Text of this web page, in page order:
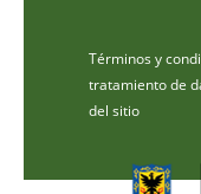
Términos y
tratamiento de
del sitio